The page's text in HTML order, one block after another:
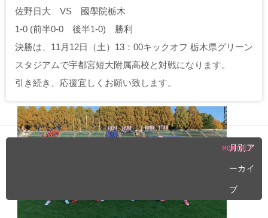
佐野日大 VS 國學院栃木
1-0 (前半0-0 後半1-0) 勝利
決勝は、11月12日（土）13：00キックオフ 栃木県グリーン
スタジアムで宇都宮短大附属高校と対戦になります。
引き続き、応援宜しくお願い致します。
月別ア
ーカイ
ブ
MONTHLY